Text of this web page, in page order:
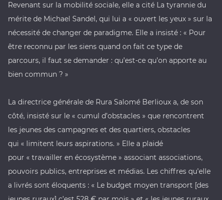
Revenant sur la mobilité sociale, elle a cité La tyrannie du
mérite de Michael Sandel, qui lui a « ouvert les yeux » sur la
nécessité de changer de paradigme. Elle a insisté : « Pour
être reconnu par les siens quand on fait ce type de
parcours, il faut se demander : qu’est-ce qu’on apporte au
bien commun ? »
La directrice générale de Rura Salomé Berlioux a, de son
côté, insisté sur le « cumul d’obstacles » que rencontrent
les jeunes des campagnes et des quartiers, obstacles
qui « limitent leurs aspirations. » Elle a plaidé
pour « travailler en écosystème » associant associations,
pouvoirs publics, entreprises et médias. Les chiffres qu’elle
a livrés sont éloquents : « Le budget moyen transport [des